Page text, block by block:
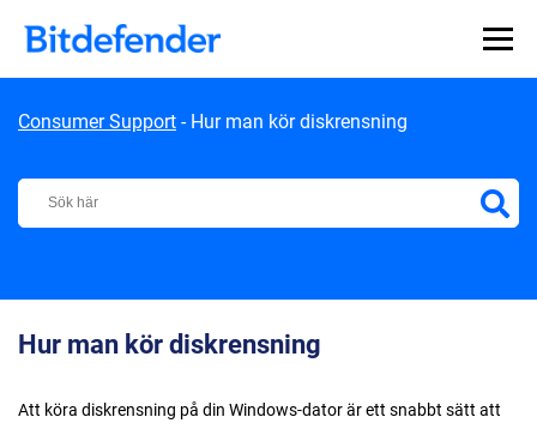
Consumer Support - Hur man kör diskrensning
Bitdefender Support Center
Hur man kör diskrensning
Att köra diskrensning på din Windows-dator är ett snabbt sätt att